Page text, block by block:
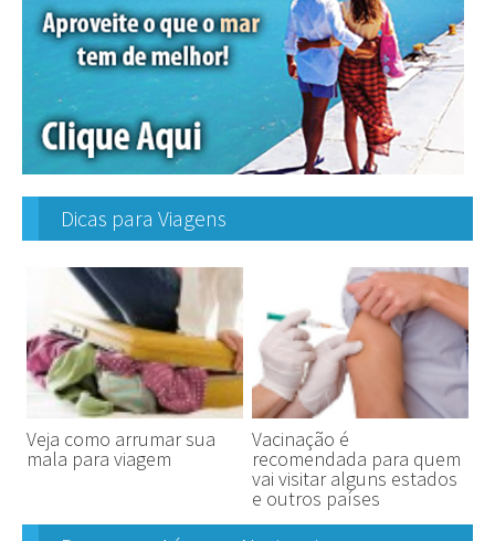
Dicas para Viagens
Veja como arrumar sua
mala para viagem
Vacinação é
recomendada para quem
vai visitar alguns estados
e outros países